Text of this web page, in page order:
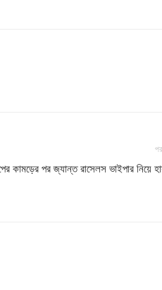
কামড়ের পর জ্যান্ত রাসেলস ভাইপার নিয়ে